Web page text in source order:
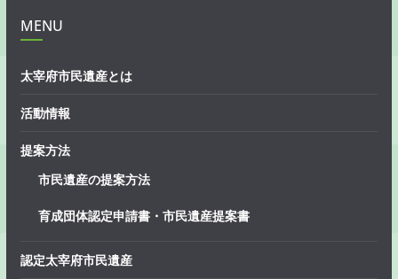
MENU
太宰府市民遺産とは
活動情報
提案方法
市民遺産の提案方法
育成団体認定申請書・市民遺産提案書
認定太宰府市民遺産